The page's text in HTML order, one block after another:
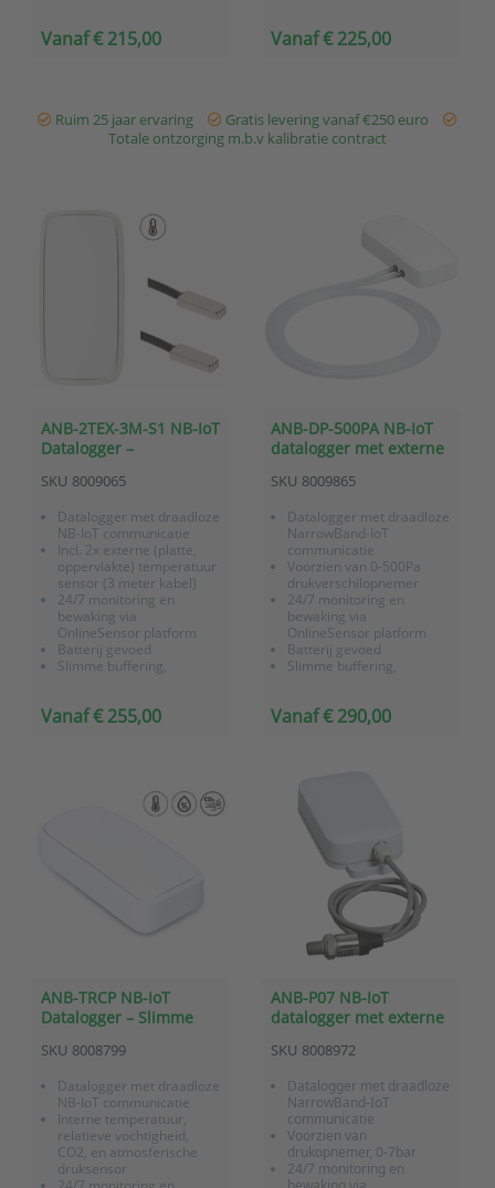
meetwaarden
Vanaf € 215,00 Vanaf € 225,00
Ruim 25 jaar ervaring
Gratis levering vanaf €250 euro
Totale ontzorging m.b.v kalibratie contract
ANB-2TEX-3M-S1 NB-IoT
Datalogger –
met 2 externe
(oppervlakte)sensoren
(3m)
SKU 8009065
Datalogger met draadloze
NB-IoT communicatie
Incl. 2x externe (platte,
oppervlakte) temperatuur
sensor (3 meter kabel)
24/7 monitoring en
bewaking via
OnlineSensor platform
Batterij gevoed
Slimme buffering,
Vanaf € 255,00
ANB-DP-500PA NB-IoT
datalogger met externe
(0-500Pa)
SKU 8009865
Datalogger met draadloze
NarrowBand-IoT
communicatie
Voorzien van 0-500Pa
drukverschilopnemer
24/7 monitoring en
bewaking via
OnlineSensor platform
Batterij gevoed
Slimme buffering,
Vanaf € 290,00
ANB-TRCP NB-IoT
Datalogger – Slimme
voor temperatuur, RV
en CO2
SKU 8008799
Datalogger met draadloze
NB-IoT communicatie
Interne temperatuur,
relatieve vochtigheid,
CO2, en atmosferische
druksensor
ANB-P07 NB-IoT
datalogger met externe
SKU 8008972
Datalogger met draadloze
NarrowBand-IoT
communicatie
Voorzien van
drukopnemer, 0-7bar
24/7 monitoring en